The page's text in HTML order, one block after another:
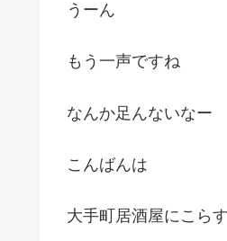
うーん
もう一声ですね
なんか足んないなー
こんばんは
大手町居酒屋にこら